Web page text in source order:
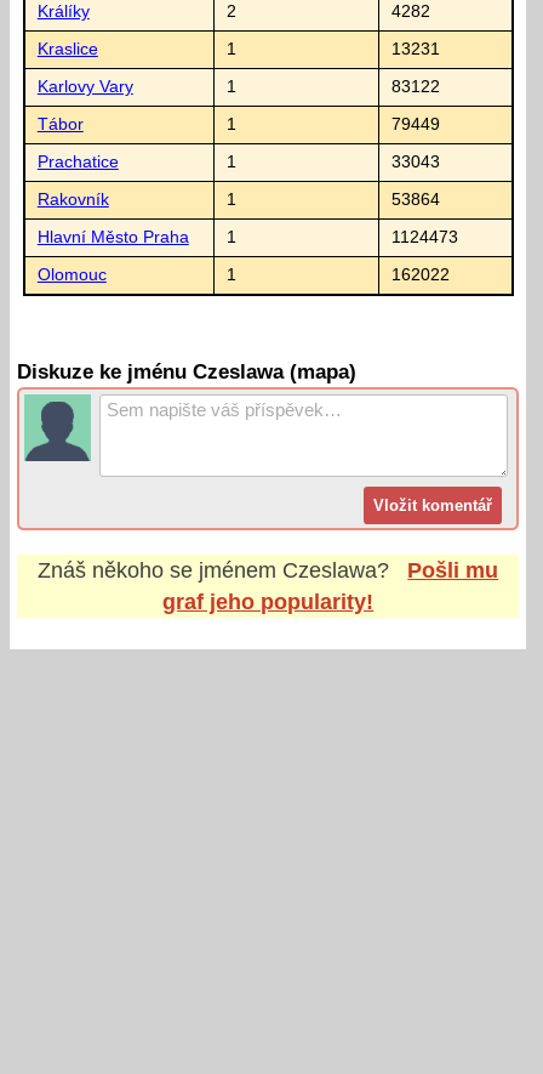
Králíky 2 4282
Kraslice 1 13231
Karlovy Vary 1 83122
Tábor 1 79449
Prachatice 1 33043
Rakovník 1 53864
Hlavní Město Praha 1 1124473
Olomouc 1 162022
Diskuze ke jménu Czeslawa (mapa)
Znáš někoho se jménem Czeslawa?
Pošli mu
graf jeho popularity!